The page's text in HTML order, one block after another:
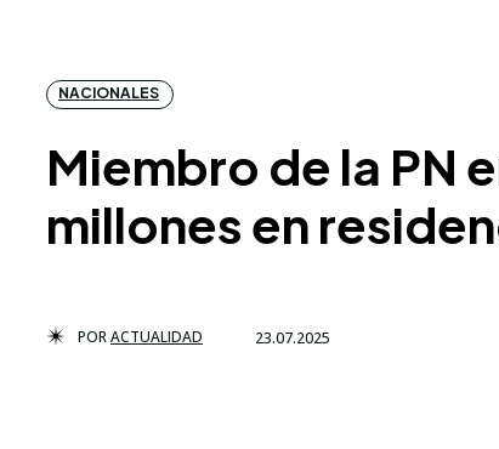
NACIONALES
Miembro de la PN
millones en
PORACTUALIDAD 23.07.2025